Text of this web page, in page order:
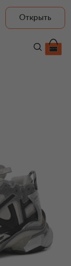
Открыть
150 000 ₽